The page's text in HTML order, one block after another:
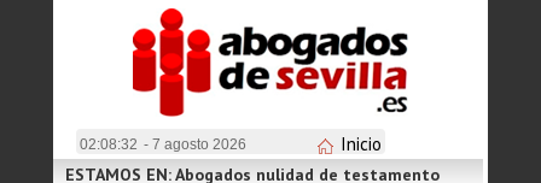
02:08:32 - 7 agosto 2026 Inicio
ESTAMOS EN: Abogados nulidad de testamento